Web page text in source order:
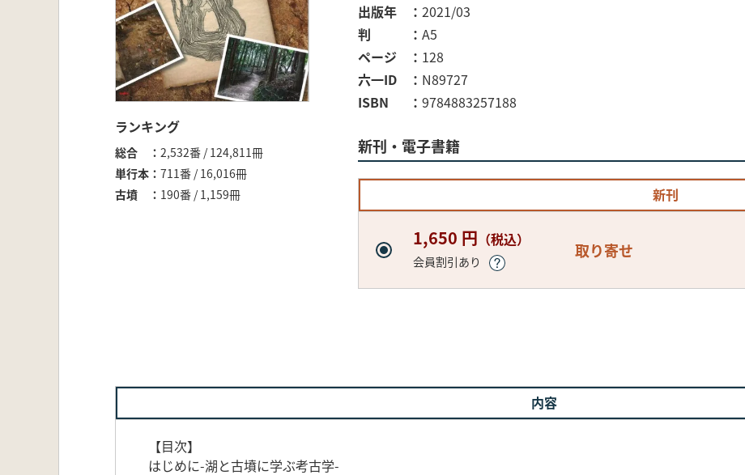
ランキング
総合
2,532番 / 124,811冊
単行本
711番 / 16,016冊
古墳
190番 / 1,159冊
出版年
2021/03
判
A5
ページ
128
六一ID
N89727
ISBN
9784883257188
新刊・電子書籍
新刊
1,650 円 （税込）
会員割引あり
取り寄せ
内容
【目次】
はじめに-湖と古墳に学ぶ考古学-